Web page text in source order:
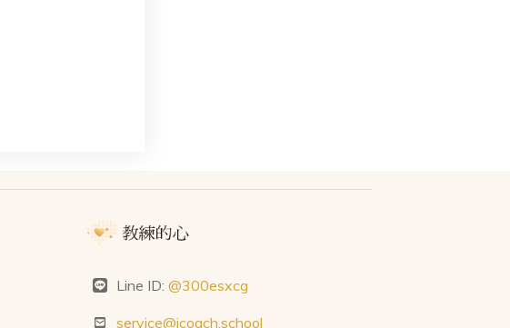
Line ID:@300esxcg
service@icoach.school